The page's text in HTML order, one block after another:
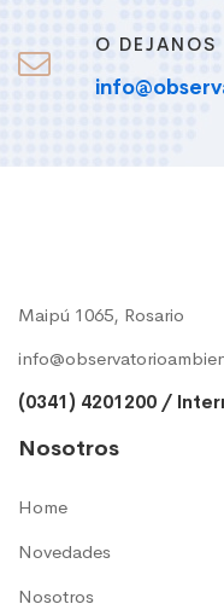
O DEJANOS
Maipú 1065, Rosario
(0341) 4201200 /
Nosotros
Home
Novedades
Nosotros